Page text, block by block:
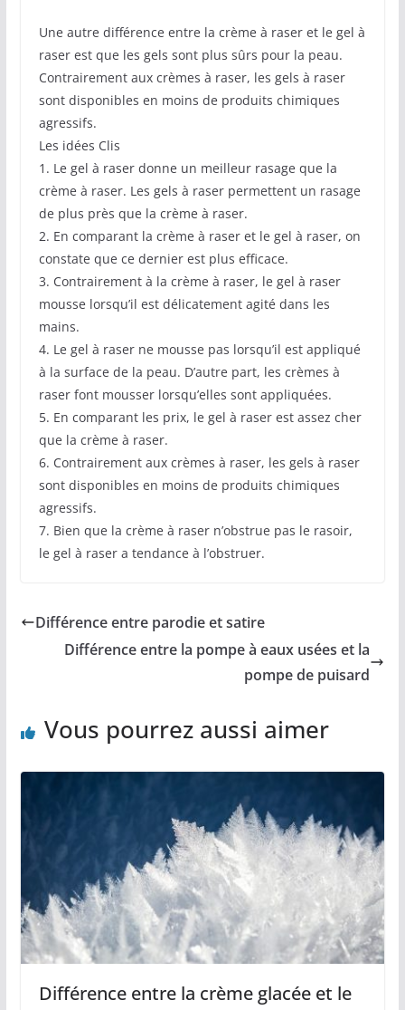
Une autre différence entre la crème à raser et le gel à
raser est que les gels sont plus sûrs pour la peau.
Contrairement aux crèmes à raser, les gels à raser
sont disponibles en moins de produits chimiques
agressifs.
Les idées Clis
1. Le gel à raser donne un meilleur rasage que la
crème à raser. Les gels à raser permettent un rasage
de plus près que la crème à raser.
2. En comparant la crème à raser et le gel à raser, on
constate que ce dernier est plus efficace.
3. Contrairement à la crème à raser, le gel à raser
mousse lorsqu’il est délicatement agité dans les
mains.
4. Le gel à raser ne mousse pas lorsqu’il est appliqué
à la surface de la peau. D’autre part, les crèmes à
raser font mousser lorsqu’elles sont appliquées.
5. En comparant les prix, le gel à raser est assez cher
que la crème à raser.
6. Contrairement aux crèmes à raser, les gels à raser
sont disponibles en moins de produits chimiques
agressifs.
7. Bien que la crème à raser n’obstrue pas le rasoir,
le gel à raser a tendance à l’obstruer.
Différence entre parodie et satire
Différence entre la pompe à eaux usées et la
pompe de puisard
Vous pourrez aussi aimer
Différence entre la crème glacée et le